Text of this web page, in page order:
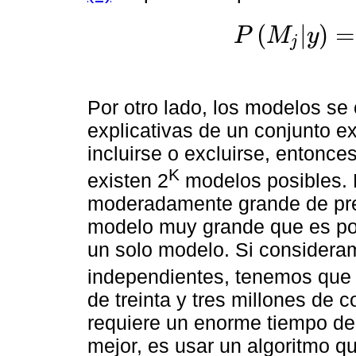
P (Mj y) =
PM y=Py|Mj∑ =12K Py|
Por otro lado, los modelos
explicativas de un conjunto
incluirse o excluirse,
existen 2K modelos posibles.
moderadamente grande de
modelo muy grande que es
un solo modelo. Si
independientes, tenemos
de treinta y tres millones de
requiere un enorme tiempo
mejor, es usar un algoritmo